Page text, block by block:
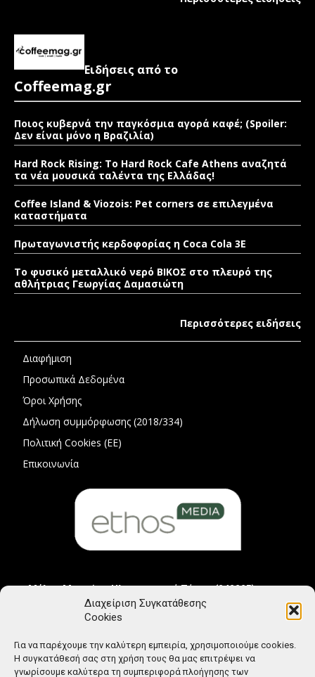
Διαχείριση Συγκατάθεσης
Cookies
Για να παρέχουμε την καλύτερη εμπειρία, χρησιμοποιούμε cookies.
Η συγκατάθεσή σας στη χρήση τους θα μας επιτρέψει να
γνωρίσουμε καλύτερα τη συμπεριφορά πλοήγησης των
Ειδήσεις από το
Coffeemag.gr
Ποιος κυβερνά την παγκόσμια αγορά καφέ; (Spoiler:
Δεν είναι μόνο η Βραζιλία)
Hard Rock Rising: Το Hard Rock Cafe Athens αναζητά
τα νέα μουσικά ταλέντα της Ελλάδας!
Coffee Island & Viozois: Pet corners σε επιλεγμένα
καταστήματα
Πρωταγωνιστής κερδοφορίας η Coca Cola 3E
Το φυσικό μεταλλικό νερό ΒΙΚΟΣ στο πλευρό της
αθλήτριας Γεωργίας Δαμασιώτη
Περισσότερες ειδήσεις
Διαφήμιση
Προσωπικά Δεδομένα
Όροι Χρήσης
Δήλωση συμμόρφωσης (2018/334)
Πολιτική Cookies (ΕΕ)
Επικοινωνία
Μέλος Μητρώου Ηλεκτρονικού Τύπου (242225)